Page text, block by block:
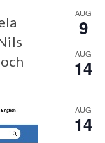
och
AUG
9
AUG
14
AUG
14